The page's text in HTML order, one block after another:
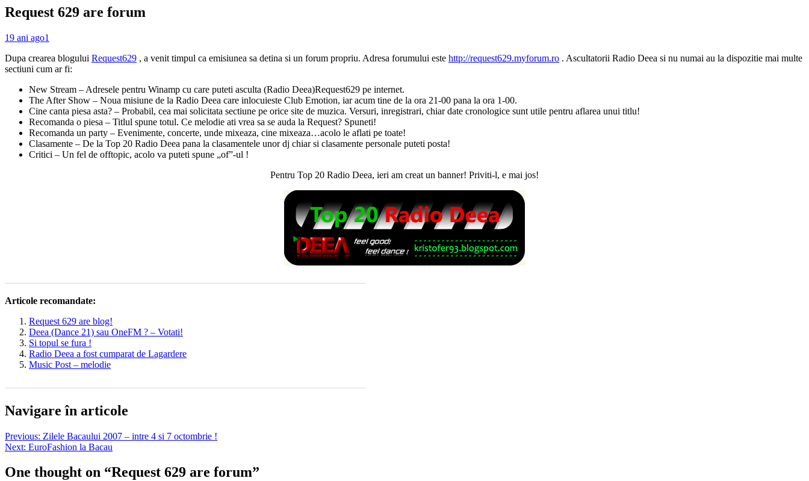
Request 629 are forum
19 ani ago1
Dupa crearea blogului Request629 , a venit timpul ca emisiunea sa detina si un forum propriu. Adresa forumului este http://request629.myforum.ro . Ascultatorii Radio Deea si nu numai au la dispozitie mai multe
sectiuni cum ar fi:
New Stream – Adresele pentru Winamp cu care puteti asculta (Radio Deea)Request629 pe internet.
The After Show – Noua misiune de la Radio Deea care inlocuieste Club Emotion, iar acum tine de la ora 21-00 pana la ora 1-00.
Cine canta piesa asta? – Probabil, cea mai solicitata sectiune pe orice site de muzica. Versuri, inregistrari, chiar date cronologice sunt utile pentru aflarea unui titlu!
Recomanda o piesa – Titlul spune totul. Ce melodie ati vrea sa se auda la Request? Spuneti!
Recomanda un party – Evenimente, concerte, unde mixeaza, cine mixeaza…acolo le aflati pe toate!
Clasamente – De la Top 20 Radio Deea pana la clasamentele unor dj chiar si clasamente personale puteti posta!
Critici – Un fel de offtopic, acolo va puteti spune „of”-ul !
Pentru Top 20 Radio Deea, ieri am creat un banner! Priviti-l, e mai jos!
Articole recomandate:
Request 629 are blog!
Deea (Dance 21) sau OneFM ? – Votati!
Si topul se fura !
Radio Deea a fost cumparat de Lagardere
Music Post – melodie
Navigare în articole
Previous: Zilele Bacaului 2007 – intre 4 si 7 octombrie !
Next: EuroFashion la Bacau
One thought on “Request 629 are forum”